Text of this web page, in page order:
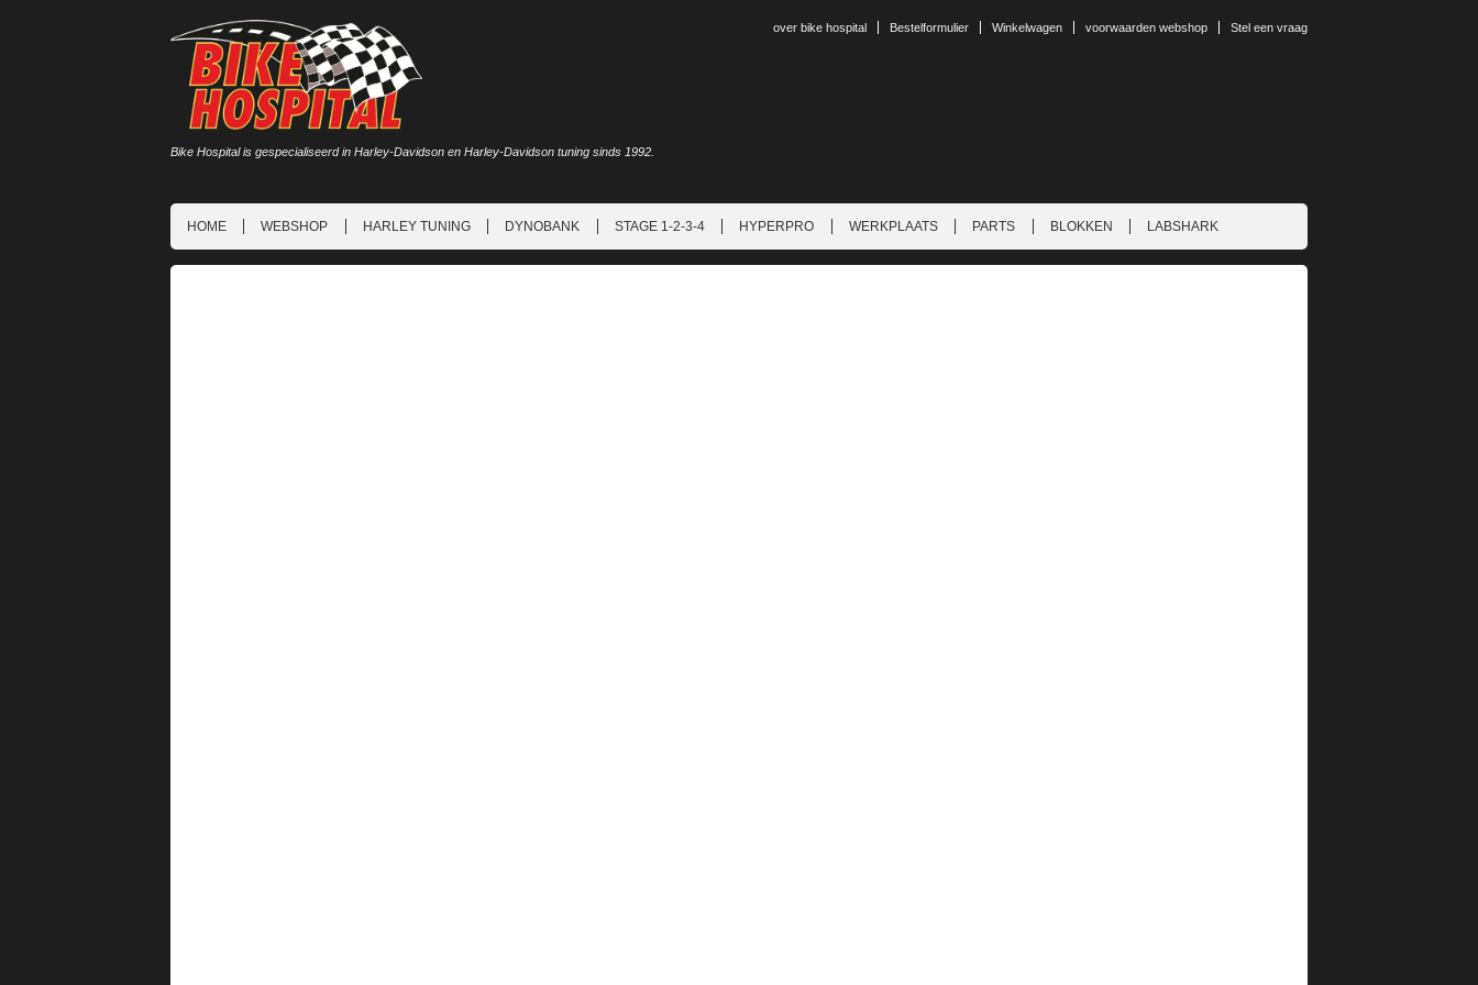
over bike hospital Bestelformulier Winkelwagen voorwaarden webshop Stel een vraag
Bike Hospital is gespecialiseerd in Harley-Davidson en Harley-Davidson tuning sinds 1992.
HOME WEBSHOP HARLEY TUNING DYNOBANK STAGE 1-2-3-4 HYPERPRO WERKPLAATS PARTS BLOKKEN LABSHARK